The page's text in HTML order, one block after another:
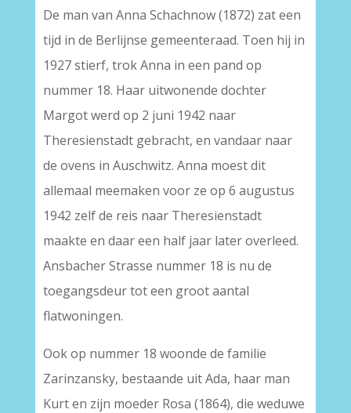
De man van Anna Schachnow (1872) zat een
tijd in de Berlijnse gemeenteraad. Toen hij in
1927 stierf, trok Anna in een pand op
nummer 18. Haar uitwonende dochter
Margot werd op 2 juni 1942 naar
Theresienstadt gebracht, en vandaar naar
de ovens in Auschwitz. Anna moest dit
allemaal meemaken voor ze op 6 augustus
1942 zelf de reis naar Theresienstadt
maakte en daar een half jaar later overleed.
Ansbacher Strasse nummer 18 is nu de
toegangsdeur tot een groot aantal
flatwoningen.
Ook op nummer 18 woonde de familie
Zarinzansky, bestaande uit Ada, haar man
Kurt en zijn moeder Rosa (1864), die weduwe